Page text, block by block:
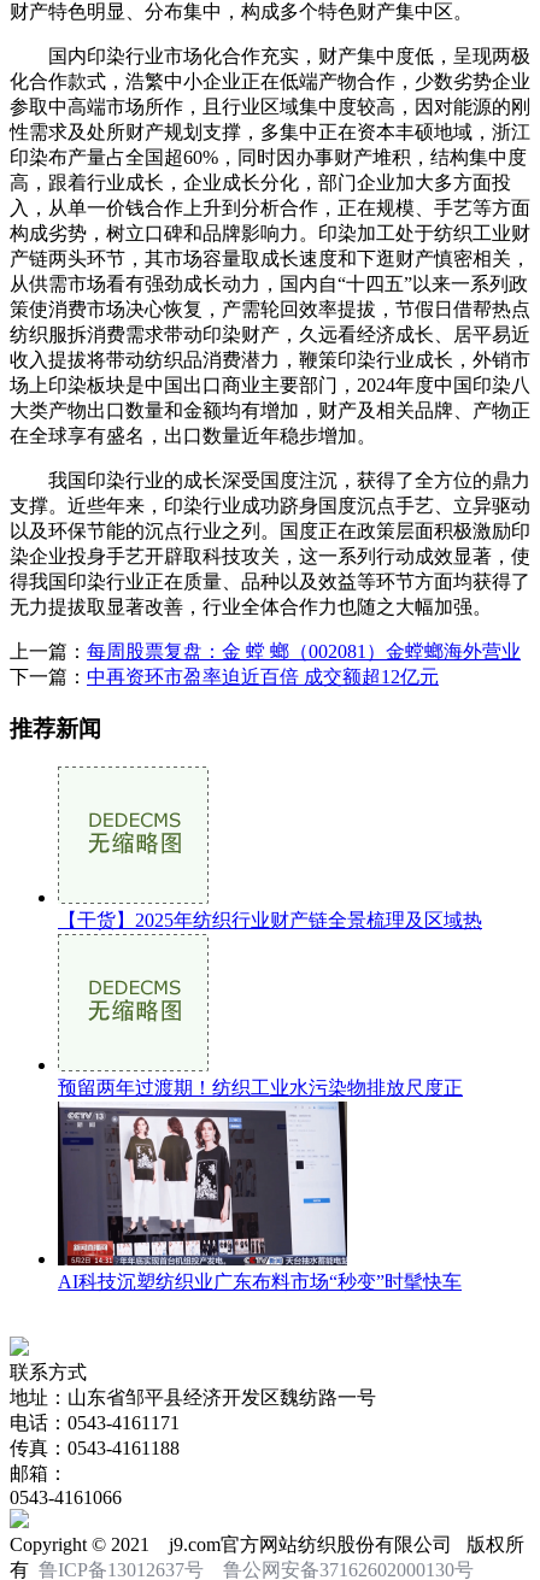
财产特色明显、分布集中，构成多个特色财产集中区。
国内印染行业市场化合作充实，财产集中度低，呈现两极
化合作款式，浩繁中小企业正在低端产物合作，少数劣势企业
参取中高端市场所作，且行业区域集中度较高，因对能源的刚
性需求及处所财产规划支撑，多集中正在资本丰硕地域，浙江
印染布产量占全国超60%，同时因办事财产堆积，结构集中度
高，跟着行业成长，企业成长分化，部门企业加大多方面投
入，从单一价钱合作上升到分析合作，正在规模、手艺等方面
构成劣势，树立口碑和品牌影响力。印染加工处于纺织工业财
产链两头环节，其市场容量取成长速度和下逛财产慎密相关，
从供需市场看有强劲成长动力，国内自“十四五”以来一系列政
策使消费市场决心恢复，产需轮回效率提拔，节假日借帮热点
纺织服拆消费需求带动印染财产，久远看经济成长、居平易近
收入提拔将带动纺织品消费潜力，鞭策印染行业成长，外销市
场上印染板块是中国出口商业主要部门，2024年度中国印染八
大类产物出口数量和金额均有增加，财产及相关品牌、产物正
在全球享有盛名，出口数量近年稳步增加。
我国印染行业的成长深受国度注沉，获得了全方位的鼎力
支撑。近些年来，印染行业成功跻身国度沉点手艺、立异驱动
以及环保节能的沉点行业之列。国度正在政策层面积极激励印
染企业投身手艺开辟取科技攻关，这一系列行动成效显著，使
得我国印染行业正在质量、品种以及效益等环节方面均获得了
无力提拔取显著改善，行业全体合作力也随之大幅加强。
上一篇： 每周股票复盘：金 螳 螂（002081）金螳螂海外营业
下一篇： 中再资环市盈率迫近百倍 成交额超12亿元
推荐新闻
【干货】2025年纺织行业财产链全景梳理及区域热
预留两年过渡期！纺织工业水污染物排放尺度正
AI科技沉塑纺织业广东布料市场“秒变”时髦快车
联系方式
地址：山东省邹平县经济开发区魏纺路一号
电话：0543-4161171
传真：0543-4161188
邮箱：
0543-4161066
Copyright © 2021 j9.com官方网站纺织股份有限公司 版权所
有 鲁ICP备13012637号 鲁公网安备37162602000130号